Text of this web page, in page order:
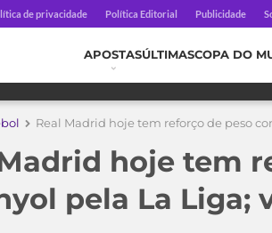
de privacidade Política Editorial Publicidade
APOSTASÚLTIMASCOPA DO
Real Madrid hoje tem reforço de peso
hoje tem
pela La Liga;